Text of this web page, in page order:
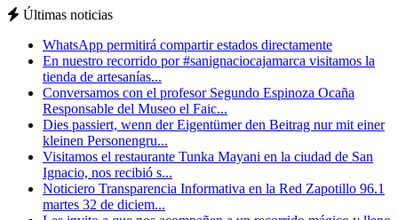
Últimas noticias
WhatsApp permitirá compartir estados directamente
En nuestro recorrido por #sanignaciocajamarca visitamos la
tienda de artesanías...
Conversamos con el profesor Segundo Espinoza Ocaña
Responsable del Museo el Faic...
Dies passiert, wenn der Eigentümer den Beitrag nur mit einer
kleinen Personengru...
Visitamos el restaurante Tunka Mayani en la ciudad de San
Ignacio, nos recibió s...
Noticiero Transparencia Informativa en la Red Zapotillo 96.1
martes 32 de diciem...